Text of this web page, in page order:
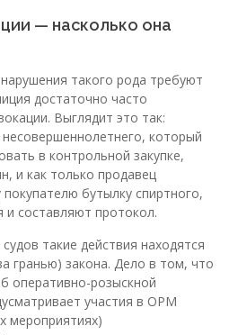
— насколько она
такого рода требуют
достаточно часто
Выглядит это так:
который
в контрольной закупке,
и как только продавец
бутылку спиртного,
составляют протокол.
такие действия находятся
гранью) закона. Дело в том, что
оперативно-розыскной
участия в ОРМ
мероприятиях)